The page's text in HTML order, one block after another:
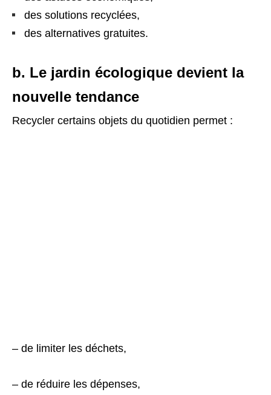
des solutions recyclées,
des alternatives gratuites.
b. Le jardin écologique devient la
nouvelle tendance
Recycler certains objets du quotidien permet :
– de limiter les déchets,
– de réduire les dépenses,